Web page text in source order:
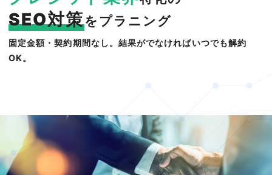
SEO対策をプラニング
固定金額・契約期間なし。結果がでなければいつでも解約
OK。